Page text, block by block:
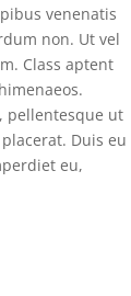
venenatis
non. Ut vel
Class aptent
pellentesque ut
Duis eu
eu,